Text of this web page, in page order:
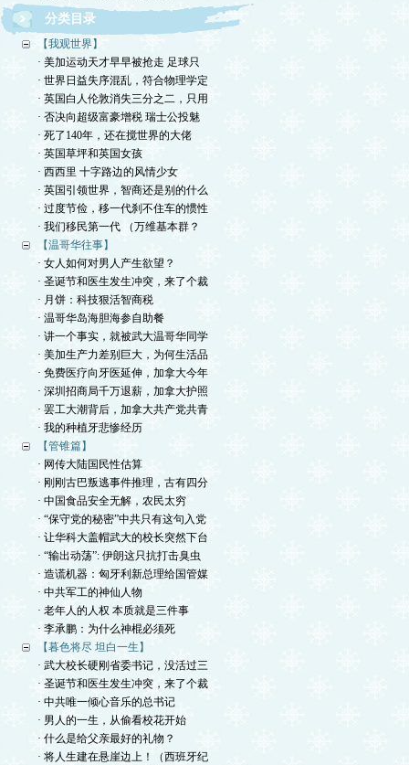
分类目录
【我观世界】
· 美加运动天才早早被抢走 足球只
· 世界日益失序混乱，符合物理学定
· 英国白人伦敦消失三分之二，只用
· 否决向超级富豪增税 瑞士公投魅
· 死了140年，还在搅世界的大佬
· 英国草坪和英国女孩
· 西西里 十字路边的风情少女
· 英国引领世界，智商还是别的什么
· 过度节俭，移一代刹不住车的惯性
· 我们移民第一代 （万维基本群？
【温哥华往事】
· 女人如何对男人产生欲望？
· 圣诞节和医生发生冲突，来了个裁
· 月饼：科技狠活智商税
· 温哥华岛海胆海参自助餐
· 讲一个事实，就被武大温哥华同学
· 美加生产力差别巨大，为何生活品
· 免费医疗向牙医延伸，加拿大今年
· 深圳招商局千万退薪，加拿大护照
· 罢工大潮背后，加拿大共产党共青
· 我的种植牙悲惨经历
【管锥篇】
· 网传大陆国民性估算
· 刚刚古巴叛逃事件推理，古有四分
· 中国食品安全无解，农民太穷
· “保守党的秘密”中共只有这句入党
· 让华科大盖帽武大的校长突然下台
· “输出动荡”: 伊朗这只抗打击臭虫
· 造谎机器：匈牙利新总理给国管媒
· 中共军工的神仙人物
· 老年人的人权 本质就是三件事
· 李承鹏：为什么神棍必须死
【暮色将尽 坦白一生】
· 武大校长硬刚省委书记，没活过三
· 圣诞节和医生发生冲突，来了个裁
· 中共唯一倾心音乐的总书记
· 男人的一生，从偷看校花开始
· 什么是给父亲最好的礼物？
· 将人生建在悬崖边上！（西班牙纪